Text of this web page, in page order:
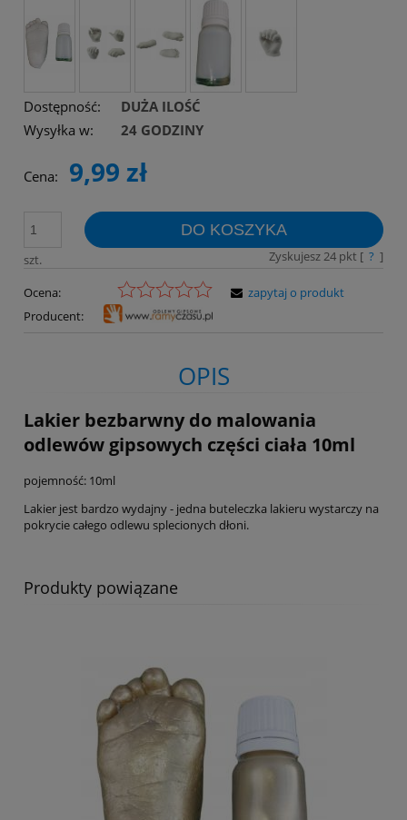
Dostępność:
DUŻA ILOŚĆ
Wysyłka w:
24 GODZINY
Cena: 9,99 zł
szt.
DO KOSZYKA
Zyskujesz24pkt [ ? ]
Ocena:
Producent:
zapytaj o produkt
OPIS
Lakier bezbarwny do malowania
odlewów gipsowych części ciała 10ml
pojemność: 10ml
Lakier jest bardzo wydajny - jedna buteleczka lakieru wystarczy na
pokrycie całego odlewu splecionych dłoni.
Produkty powiązane